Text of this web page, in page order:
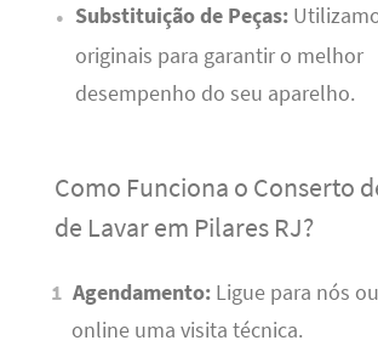
Substituição de Peças:
originais para garantir o melhor
desempenho do seu aparelho.
Como Funciona o Conserto
de Lavar em Pilares RJ?
Agendamento: Ligue para nós
online uma visita técnica.